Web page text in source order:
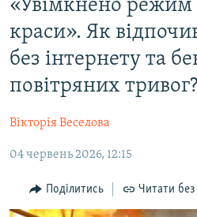
основного
матеріалу
Перейти
до
основної
Перейти
до
ВІДЕО ТА ФОТО
ПОЛІТИКА
ПОГЛЯД
ІНТЕРВ'Ю
ВСЕ ЗА ДЕНЬ
«Увімкнено режим
краси». Як
без інтернету та
повітряних тривог?
Вікторія Веселова
04 червень 2026, 12:15
Поділитись Читати без